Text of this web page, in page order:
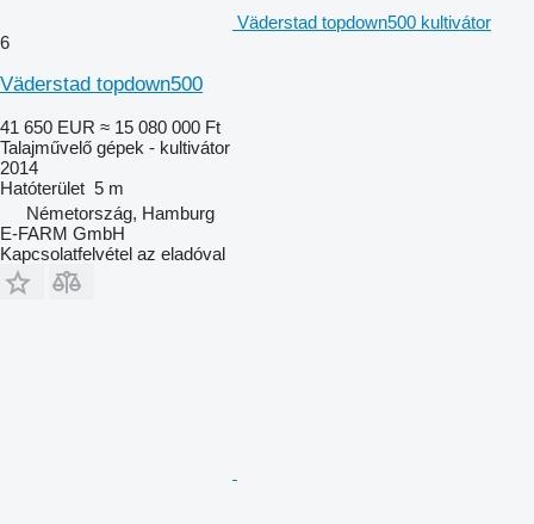
Väderstad topdown500 kultivátor
6
Väderstad topdown500
41 650 EUR ≈ 15 080 000 Ft
Talajművelő gépek - kultivátor
2014
Hatóterület 5 m
Németország, Hamburg
E-FARM GmbH
Kapcsolatfelvétel az eladóval